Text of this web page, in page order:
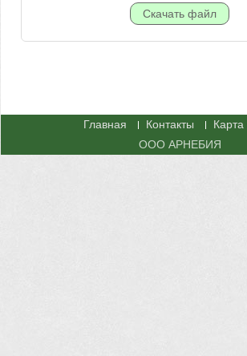
Главная Контакты
Карта
ООО АРНЕБИЯ